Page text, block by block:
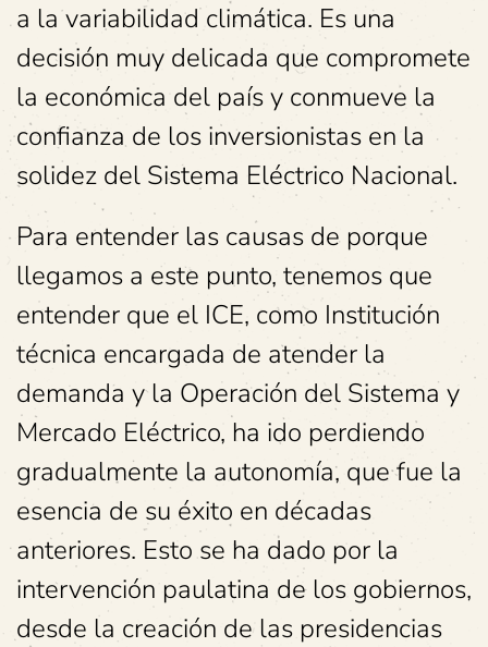
a la variabilidad climática. Es una
decisión muy delicada que compromete
la económica del país y conmueve la
confianza de los inversionistas en la
solidez del Sistema Eléctrico Nacional.
Para entender las causas de porque
llegamos a este punto, tenemos que
entender que el ICE, como Institución
técnica encargada de atender la
demanda y la Operación del Sistema y
Mercado Eléctrico, ha ido perdiendo
gradualmente la autonomía, que fue la
esencia de su éxito en décadas
anteriores. Esto se ha dado por la
intervención paulatina de los gobiernos,
desde la creación de las presidencias